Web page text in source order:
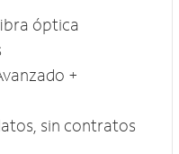
óptica
+
sin contratos